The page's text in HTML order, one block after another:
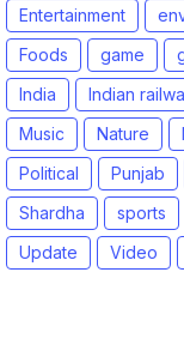
Entertainment
Foods
game
India
Indian
Music
Nature
Political
Punjab
Shardha
sports
Update
Video